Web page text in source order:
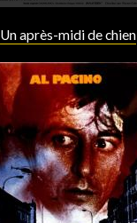
Un après-midi de chien